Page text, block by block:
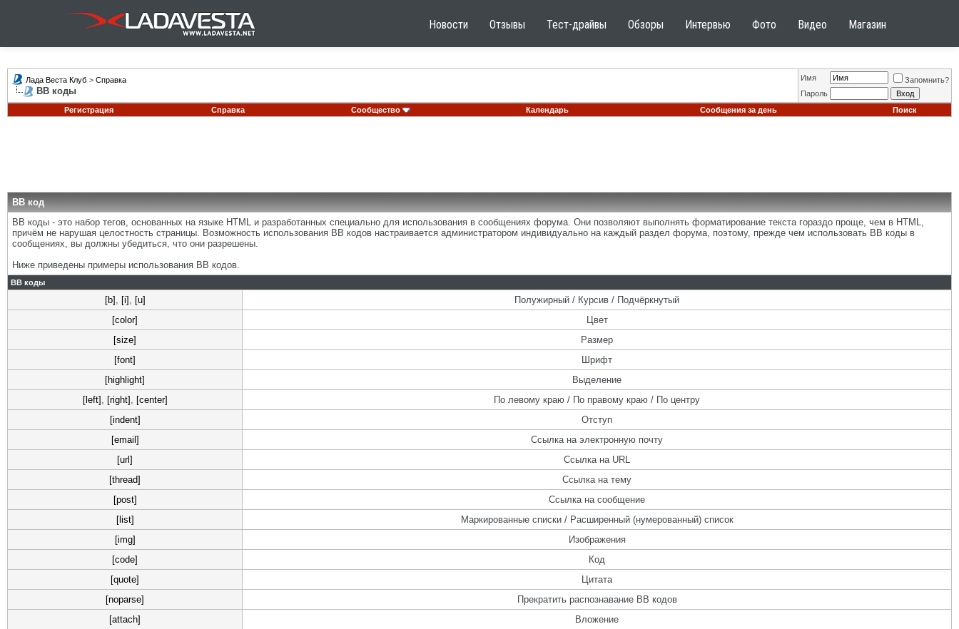
Новости Отзывы Тест-драйвы Обзоры Интервью Фото Видео Магазин
Лада Веста Клуб > Справка
BB коды
Имя
Запомнить?
Пароль
Регистрация
Справка Сообщество Календарь Сообщения за день Поиск
BB код
BB коды - это набор тегов, основанных на языке HTML и разработанных специально для использования в сообщениях форума. Они позволяют выполнять форматирование текста гораздо проще, чем в HTML,
причём не нарушая целостность страницы. Возможность использования BB кодов настраивается администратором индивидуально на каждый раздел форума, поэтому, прежде чем использовать BB коды в
сообщениях, вы должны убедиться, что они разрешены.
Ниже приведены примеры использования BB кодов.
BB коды
[b] , [i] , [u]
Полужирный / Курсив / Подчёркнутый
[color]
Цвет
[size]
Размер
[font]
Шрифт
[highlight]
Выделение
[left] , [right] , [center]
По левому краю / По правому краю / По центру
[indent]
Отступ
[email]
Ссылка на электронную почту
[url]
Ссылка на URL
[thread]
Ссылка на тему
[post]
Ссылка на сообщение
[list]
Маркированные списки / Расширенный (нумерованный) список
[img]
Изображения
[code]
Код
[quote]
Цитата
[noparse]
Прекратить распознавание BB кодов
[attach]
Вложение